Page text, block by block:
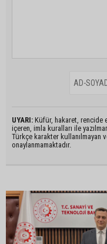
UYARI: Küfür, hakaret, rencide
içeren, imla kuralları ile
Türkçe karakter kullanılmayan
onaylanmamaktadır.